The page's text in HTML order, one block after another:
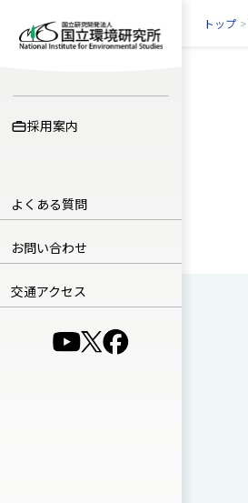
採用案内
よくある質問
お問い合わせ
交通アクセス
（別ウインドウで開きま
（別ウインドウで開き
（別ウインドウで
トップ >